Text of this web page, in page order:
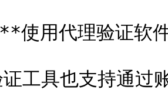
用代理验证软
证工具也支持通